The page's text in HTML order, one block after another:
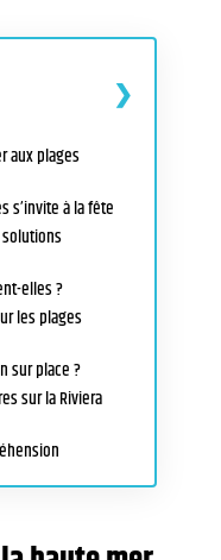
aux plages
s’invite à la fête
elles ?
les plages
sur place ?
sur la Riviera